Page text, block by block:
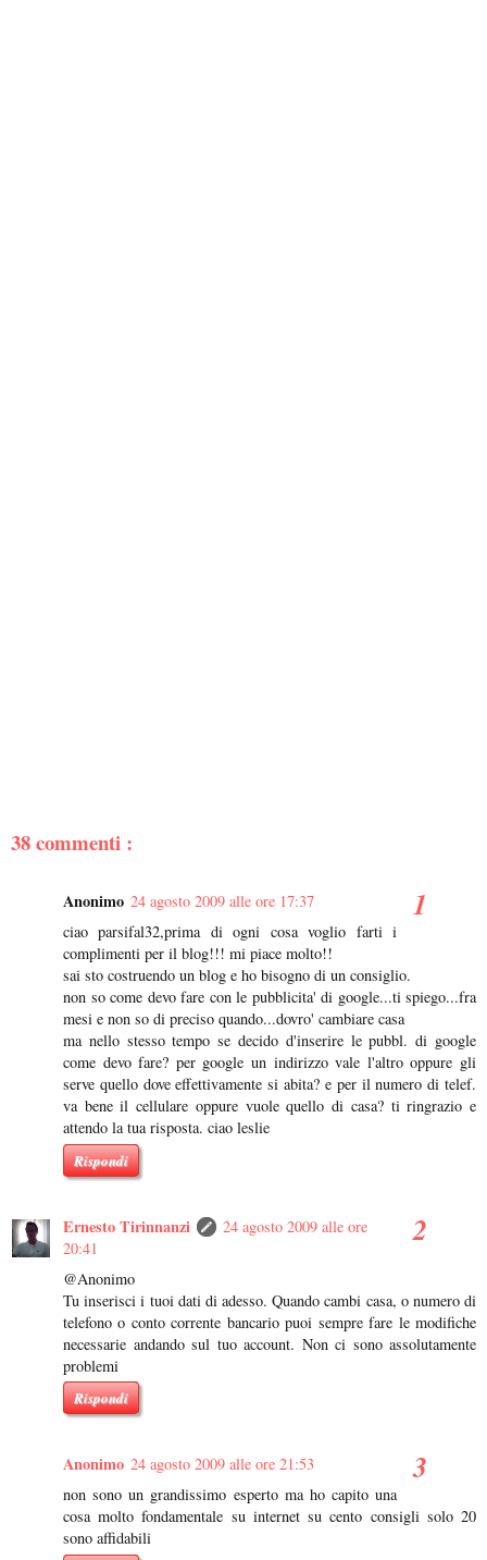
38 commenti :
Anonimo 24 agosto 2009 alle ore 17:37
ciao parsifal32,prima di ogni cosa voglio farti i
complimenti per il blog!!! mi piace molto!!
sai sto costruendo un blog e ho bisogno di un consiglio.
non so come devo fare con le pubblicita' di google...ti spiego...fra
mesi e non so di preciso quando...dovro' cambiare casa
ma nello stesso tempo se decido d'inserire le pubbl. di google
come devo fare? per google un indirizzo vale l'altro oppure gli
serve quello dove effettivamente si abita? e per il numero di telef.
va bene il cellulare oppure vuole quello di casa? ti ringrazio e
attendo la tua risposta. ciao leslie
Rispondi
Ernesto Tirinnanzi
24 agosto 2009 alle ore
20:41
@Anonimo
Tu inserisci i tuoi dati di adesso. Quando cambi casa, o numero di
telefono o conto corrente bancario puoi sempre fare le modifiche
necessarie andando sul tuo account. Non ci sono assolutamente
problemi
Rispondi
Anonimo 24 agosto 2009 alle ore 21:53
non sono un grandissimo esperto ma ho capito una
cosa molto fondamentale su internet su cento consigli solo 20
sono affidabili